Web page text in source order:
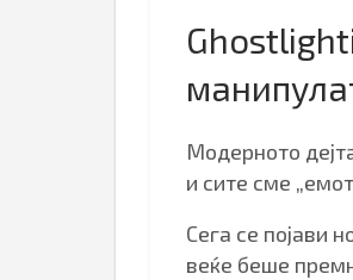
Модерното
и сите сме
Сега се појави
веќе беше